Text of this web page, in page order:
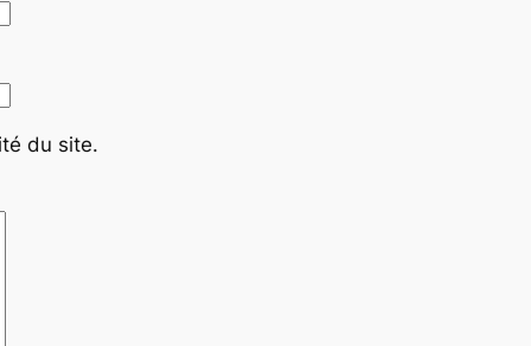
du site.